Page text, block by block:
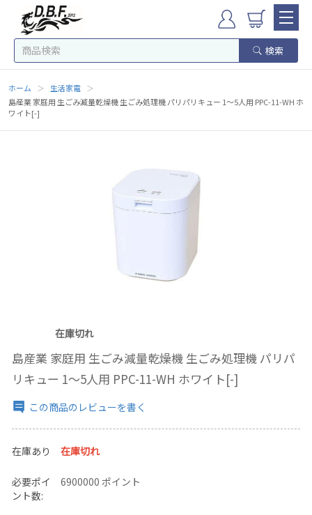
検索
ホーム ＞ 生活家電 ＞
島産業 家庭用 生ごみ減量乾燥機 生ごみ処理機 パリパリキュー 1～5人用 PPC-11-WH ホ
ワイト[-]
在庫切れ
島産業 家庭用 生ごみ減量乾燥機 生ごみ処理機 パリパ
リキュー 1～5人用 PPC-11-WH ホワイト[-]
この商品のレビューを書く
在庫あり 在庫切れ
必要ポイ
ント数:
6900000 ポイント